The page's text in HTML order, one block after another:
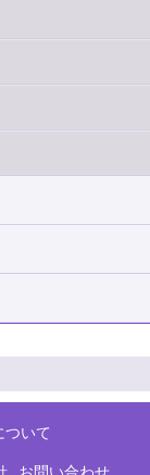
ついて